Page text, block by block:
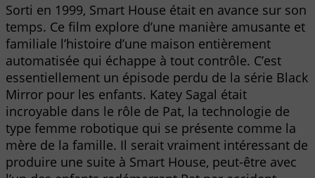
Sorti en 1999, Smart House était en avance sur son
temps. Ce film explore d’une manière amusante et
familiale l’histoire d’une maison entièrement
automatisée qui échappe à tout contrôle. C’est
essentiellement un épisode perdu de la série Black
Mirror pour les enfants. Katey Sagal était
incroyable dans le rôle de Pat, la technologie de
type femme robotique qui se présente comme la
mère de la famille. Il serait vraiment intéressant de
produire une suite à Smart House, peut-être avec